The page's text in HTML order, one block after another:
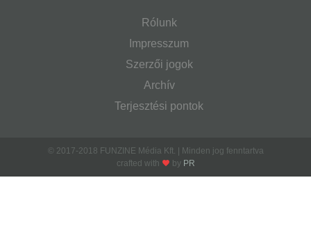
Rólunk
Impresszum
Szerzői jogok
Archív
Terjesztési pontok
© 2017-2018 FUNZINE Média Kft. | Minden jog fenntartva
crafted with
by PR